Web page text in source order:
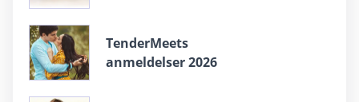
TenderMeets
anmeldelser 2026